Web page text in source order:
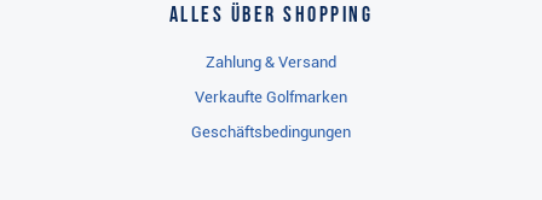
Alles über Shopping
Zahlung & Versand
Verkaufte Golfmarken
Geschäftsbedingungen